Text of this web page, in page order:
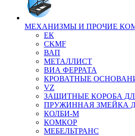
МЕХАНИЗМЫ И ПРОЧИЕ
ЕК
CKMF
ВАП
МЕТАЛЛИСТ
ВИА ФЕРРАТА
КРОВАТНЫЕ
VZ
ЗАЩИТНЫЕ КОРОБА
ПРУЖИННАЯ ЗМЕЙКА
КОЛБИ-М
КОМКОР
МЕБЕЛЬТРАНС